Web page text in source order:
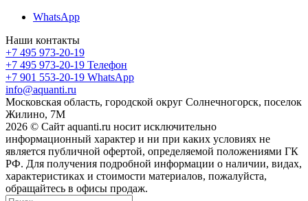
WhatsApp
Наши контакты
+7 495 973-20-19
+7 495 973-20-19 Телефон
+7 901 553-20-19 WhatsApp
info@aquanti.ru
Московская область, городской округ Солнечногорск, поселок
Жилино, 7М
2026 © Сайт aquanti.ru носит исключительно
информационный характер и ни при каких условиях не
является публичной офертой, определяемой положениями ГК
РФ. Для получения подробной информации о наличии, видах,
характеристиках и стоимости материалов, пожалуйста,
обращайтесь в офисы продаж.